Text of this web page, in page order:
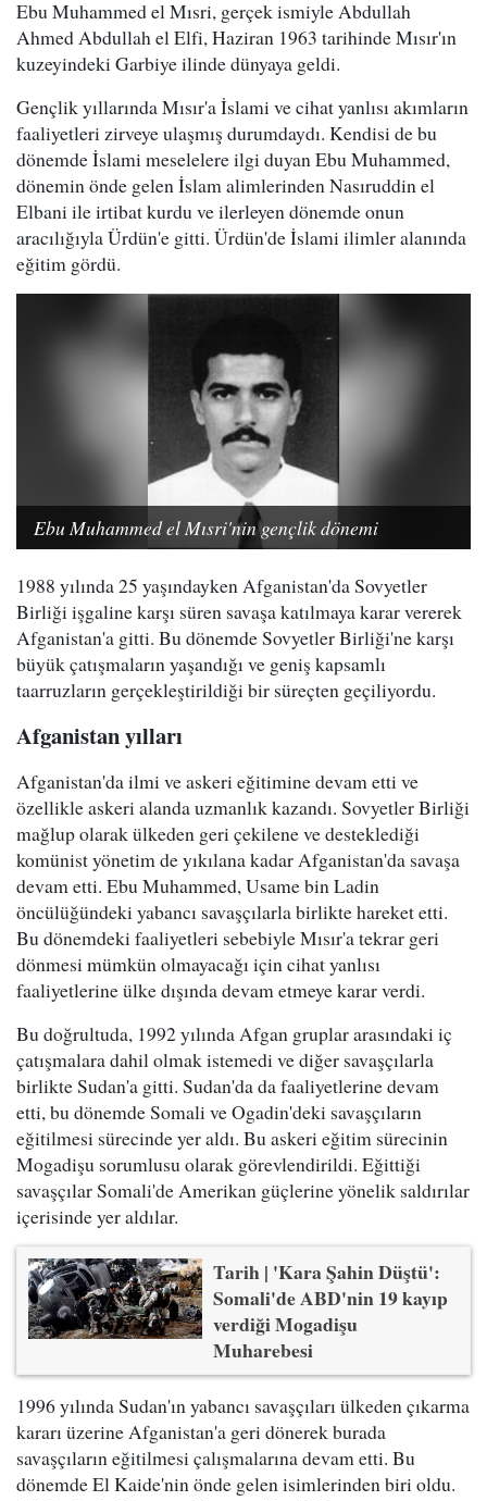
Ebu Muhammed el Mısri, gerçek ismiyle Abdullah
Ahmed Abdullah el Elfi, Haziran 1963 tarihinde Mısır'ın
kuzeyindeki Garbiye ilinde dünyaya geldi.
Gençlik yıllarında Mısır'a İslami ve cihat yanlısı akımların
faaliyetleri zirveye ulaşmış durumdaydı. Kendisi de bu
dönemde İslami meselelere ilgi duyan Ebu Muhammed,
dönemin önde gelen İslam alimlerinden Nasıruddin el
Elbani ile irtibat kurdu ve ilerleyen dönemde onun
aracılığıyla Ürdün'e gitti. Ürdün'de İslami ilimler alanında
eğitim gördü.
Ebu Muhammed el Mısri'nin gençlik dönemi
1988 yılında 25 yaşındayken Afganistan'da Sovyetler
Birliği işgaline karşı süren savaşa katılmaya karar vererek
Afganistan'a gitti. Bu dönemde Sovyetler Birliği'ne karşı
büyük çatışmaların yaşandığı ve geniş kapsamlı
taarruzların gerçekleştirildiği bir süreçten geçiliyordu.
Afganistan yılları
Afganistan'da ilmi ve askeri eğitimine devam etti ve
özellikle askeri alanda uzmanlık kazandı. Sovyetler Birliği
mağlup olarak ülkeden geri çekilene ve desteklediği
komünist yönetim de yıkılana kadar Afganistan'da savaşa
devam etti. Ebu Muhammed, Usame bin Ladin
öncülüğündeki yabancı savaşçılarla birlikte hareket etti.
Bu dönemdeki faaliyetleri sebebiyle Mısır'a tekrar geri
dönmesi mümkün olmayacağı için cihat yanlısı
faaliyetlerine ülke dışında devam etmeye karar verdi.
Bu doğrultuda, 1992 yılında Afgan gruplar arasındaki iç
çatışmalara dahil olmak istemedi ve diğer savaşçılarla
birlikte Sudan'a gitti. Sudan'da da faaliyetlerine devam
etti, bu dönemde Somali ve Ogadin'deki savaşçıların
eğitilmesi sürecinde yer aldı. Bu askeri eğitim sürecinin
Mogadişu sorumlusu olarak görevlendirildi. Eğittiği
savaşçılar Somali'de Amerikan güçlerine yönelik saldırılar
içerisinde yer aldılar.
Tarih | 'Kara Şahin Düştü':
Somali'de ABD'nin 19 kayıp
verdiği Mogadişu
Muharebesi
1996 yılında Sudan'ın yabancı savaşçıları ülkeden çıkarma
kararı üzerine Afganistan'a geri dönerek burada
savaşçıların eğitilmesi çalışmalarına devam etti. Bu
dönemde El Kaide'nin önde gelen isimlerinden biri oldu.